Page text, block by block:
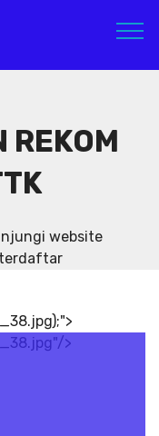
REKOM
website
terdaftar
>